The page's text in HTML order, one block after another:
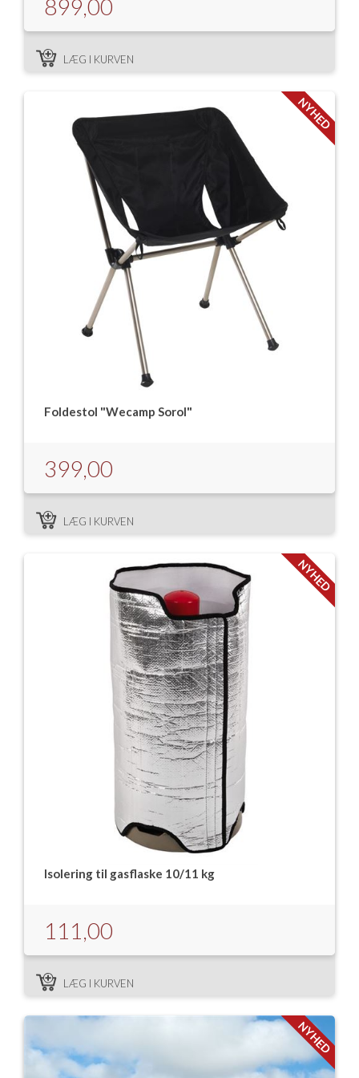
899,00
LÆG I KURVEN
Foldestol "Wecamp Sorol"
399,00
NYHED
LÆG I KURVEN
Isolering til gasflaske 10/11 kg
111,00
NYHED
LÆG I KURVEN
NYHED